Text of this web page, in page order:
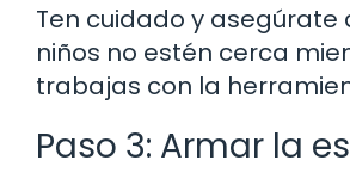
Ten cuidado y asegúrate
niños no estén cerca
trabajas con la
Paso 3: Armar la